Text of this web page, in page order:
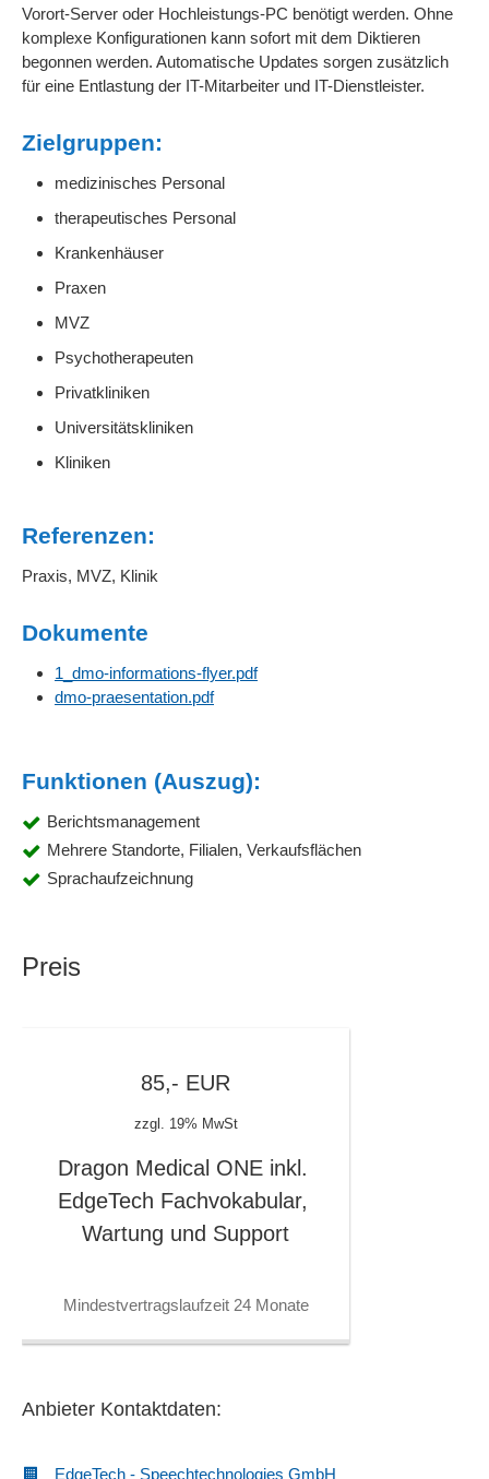
Vorort-Server oder Hochleistungs-PC benötigt werden. Ohne
komplexe Konfigurationen kann sofort mit dem Diktieren
begonnen werden. Automatische Updates sorgen zusätzlich
für eine Entlastung der IT-Mitarbeiter und IT-Dienstleister.
Zielgruppen:
medizinisches Personal
therapeutisches Personal
Krankenhäuser
Praxen
MVZ
Psychotherapeuten
Privatkliniken
Universitätskliniken
Kliniken
Referenzen:
Praxis, MVZ, Klinik
Dokumente
1_dmo-informations-flyer.pdf
dmo-praesentation.pdf
Funktionen (Auszug):
Berichtsmanagement
Mehrere Standorte, Filialen, Verkaufsflächen
Sprachaufzeichnung
Preis
85,- EUR
zzgl. 19% MwSt
Dragon Medical ONE inkl.
EdgeTech Fachvokabular,
Wartung und Support
Mindestvertragslaufzeit 24 Monate
Anbieter Kontaktdaten:
EdgeTech - Speechtechnologies GmbH